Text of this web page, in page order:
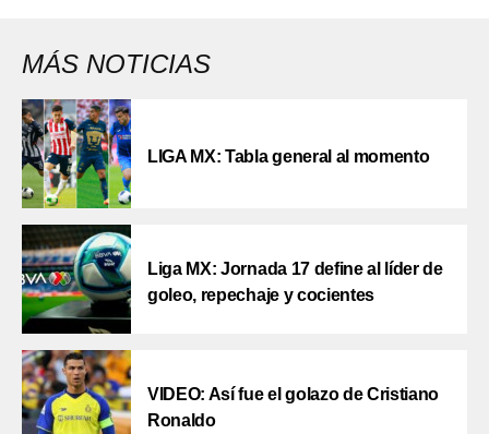
MÁS NOTICIAS
LIGA MX: Tabla general al momento
Liga MX: Jornada 17 define al líder de
goleo, repechaje y cocientes
VIDEO: Así fue el golazo de Cristiano
Ronaldo